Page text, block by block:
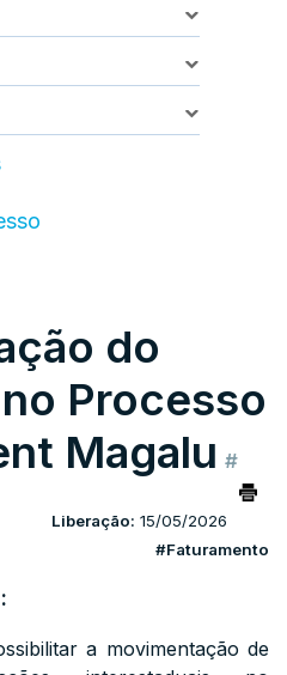
do
no Processo
Magalu #
Liberação: 15/05/2026
#Faturamento
a movimentação de